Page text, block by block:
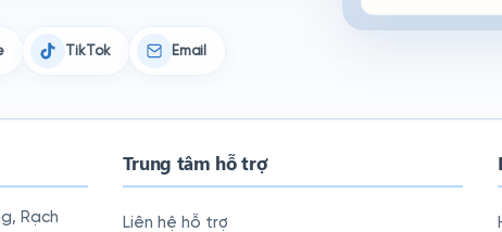
TikTok Email
Rạch
Trung tâm hỗ trợ
Liên hệ hỗ trợ